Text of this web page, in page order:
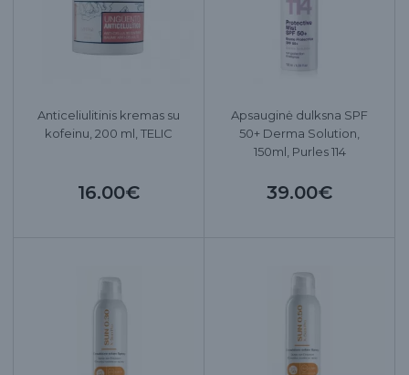
Anticeliulitinis kremas su
kofeinu, 200 ml, TELIC
16.00€
Apsauginė dulksna SPF
50+ Derma Solution,
150ml, Purles 114
39.00€